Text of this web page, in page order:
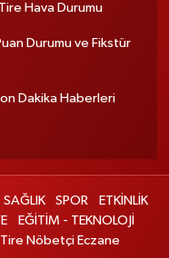
Tire Hava Durumu
Durumu ve Fikstür
Dakika Haberleri
SPOR
ETKİNLİK
EĞİTİM - TEKNOLOJİ
Tire Nöbetçi Eczane